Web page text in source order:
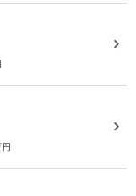
円